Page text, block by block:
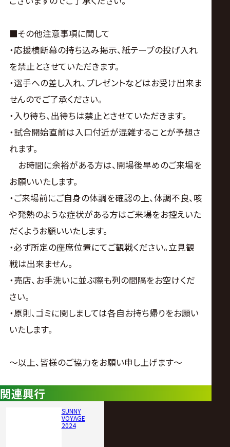
■その他注意事項に関して
・応援横断幕の持ち込み掲示、紙テープの投げ入れ
を禁止とさせていただきます。
・選手への差し入れ、プレゼントなどはお受け出来ま
せんのでご了承ください。
・入り待ち、出待ちは禁止とさせていただきます。
・試合開始直前は入口付近が混雑することが予想さ
れます。
お時間に余裕がある方は、開場後早めのご来場を
お願いいたします。
・ご来場前にご自身の体調を確認の上、体調不良、咳
や発熱のような症状がある方はご来場をお控えいた
だくようお願いいたします。
・必ず所定の座席位置にてご観戦ください。立見観
戦は出来ません。
・売店、お手洗いに並ぶ際も列の間隔をお空けくだ
さい。
・原則、ゴミに関しましては各自お持ち帰りをお願い
いたします。
～以上、皆様のご協力をお願い申し上げます～
関連興行
SUNNY
VOYAGE
2024